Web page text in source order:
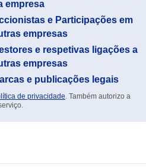
empresa
e Participações em
empresas
e respetivas ligações a
empresas
e publicações legais
de privacidade. Também autorizo a